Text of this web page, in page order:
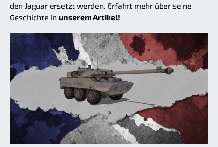
den Jaguar ersetzt werden. Erfahrt mehr über seine
Geschichte in unserem Artikel!